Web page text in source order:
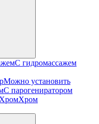
С гидромассажем
Можно установить
С парогениратором
Хром